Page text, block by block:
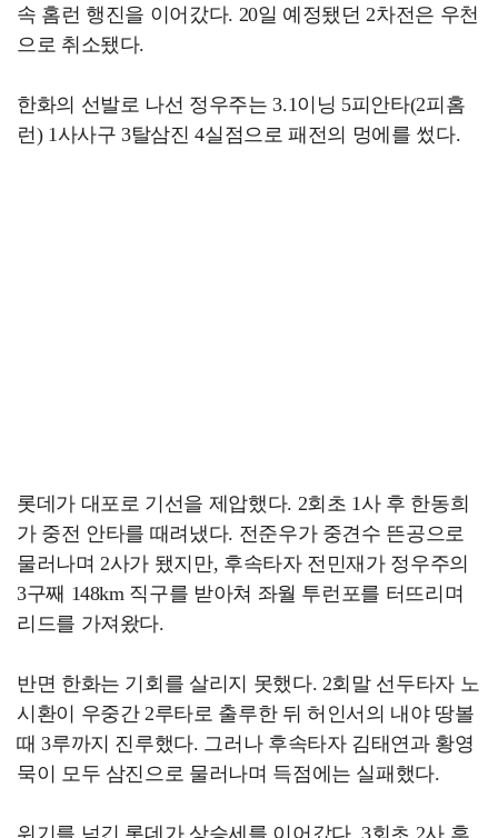
속 홈런 행진을 이어갔다. 20일 예정됐던 2차전은 우천
으로 취소됐다.
한화의 선발로 나선 정우주는 3.1이닝 5피안타(2피홈
런) 1사사구 3탈삼진 4실점으로 패전의 멍에를 썼다.
롯데가 대포로 기선을 제압했다. 2회초 1사 후 한동희
가 중전 안타를 때려냈다. 전준우가 중견수 뜬공으로
물러나며 2사가 됐지만, 후속타자 전민재가 정우주의
3구째 148km 직구를 받아쳐 좌월 투런포를 터뜨리며
리드를 가져왔다.
반면 한화는 기회를 살리지 못했다. 2회말 선두타자 노
시환이 우중간 2루타로 출루한 뒤 허인서의 내야 땅볼
때 3루까지 진루했다. 그러나 후속타자 김태연과 황영
묵이 모두 삼진으로 물러나며 득점에는 실패했다.
위기를 넘긴 롯데가 상승세를 이어갔다. 3회초 2사 후